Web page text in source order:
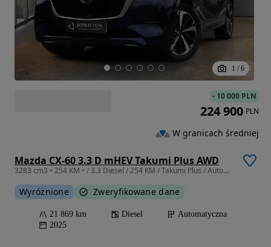
1 / 6
Mazda CX-60 3.3 D mHEV Takumi Plus AWD
3283 cm3 • 254 KM • / 3.3 Diesel / 254 KM / Takumi Plus / Automatyczna / Serwisowany
Wyróżnione Zweryfikowane dane
21 869 km Diesel
Automatyczna
2025
- 10 000 PLN
224 900 PLN
W granicach średniej